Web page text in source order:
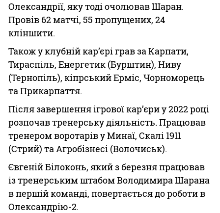
Олександрії, яку тоді очолював Шаран.
Провів 62 матчі, 55 пропущених, 24
кліншити.
Також у клубній кар’єрі грав за Карпати,
Тираспіль, Енергетик (Бурштин), Ниву
(Тернопіль), кіпрський Ерміс, Чорноморець
та Прикарпаття.
Після завершення ігрової кар’єри у 2022 році
розпочав тренерську діяльність. Працював
тренером воротарів у Минаї, Скалі 1911
(Стрий) та Агробізнесі (Волочиськ).
Євгеній Білоконь, який з березня працював
із тренерським штабом Володимира Шарана
в першій команді, повертається до роботи в
Олександрію-2.